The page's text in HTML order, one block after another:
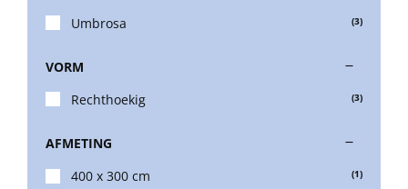
Snel leverbaar
Umbrosa
(3)
VORM
Rechthoekig
(3)
AFMETING
400 x 300 cm
(1)